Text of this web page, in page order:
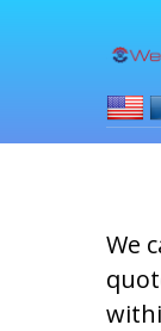
We